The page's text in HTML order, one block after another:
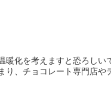
暖化を考えますと恐ろしい
り、チョコレート専門店や